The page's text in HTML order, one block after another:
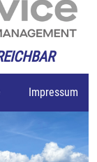
Impressum